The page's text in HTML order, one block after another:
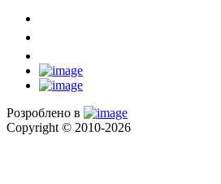
Розроблено в
Copyright © 2010-2026